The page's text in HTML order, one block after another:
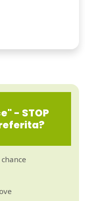
- STOP